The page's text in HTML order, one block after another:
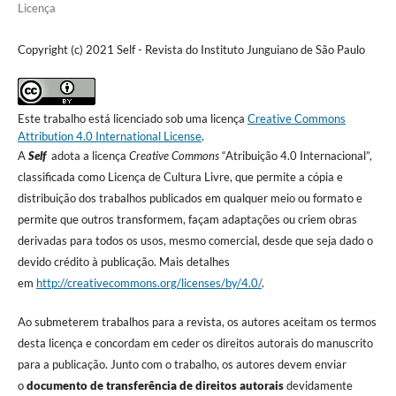
Licença
Copyright (c) 2021 Self - Revista do Instituto Junguiano de São Paulo
Este trabalho está licenciado sob uma licença Creative Commons
Attribution 4.0 International License.
ASelfadota a licença Creative Commons“Atribuição 4.0 Internacional”,
classificada como Licença de Cultura Livre, que permite a cópia e
distribuição dos trabalhos publicados em qualquer meio ou formato e
permite que outros transformem, façam adaptações ou criem obras
derivadas para todos os usos, mesmo comercial, desde que seja dado o
devido crédito à publicação. Mais detalhes
em http://creativecommons.org/licenses/by/4.0/.
Ao submeterem trabalhos para a revista, os autores aceitam os termos
desta licença e concordam em ceder os direitos autorais do manuscrito
para a publicação. Junto com o trabalho, os autores devem enviar
odocumento de transferência de direitosautoraisdevidamente